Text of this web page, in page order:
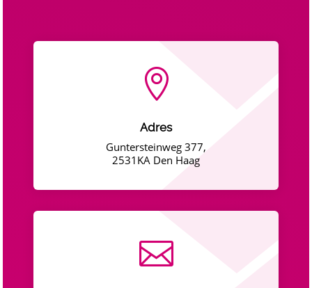

Adres
Guntersteinweg 377,
2531KA Den Haag
